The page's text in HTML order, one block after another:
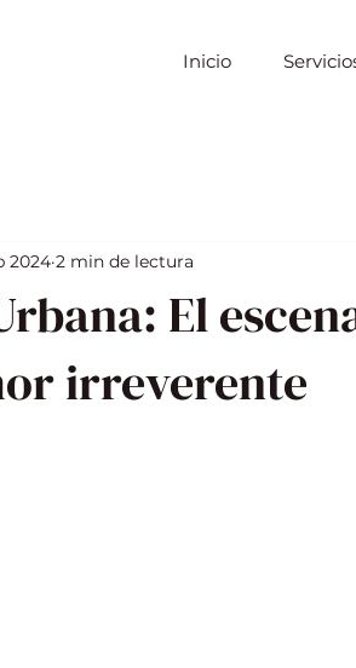
Inicio
El
irreverente
2024 2 min de lectura